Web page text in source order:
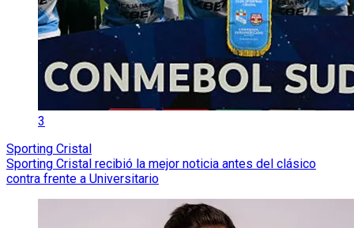
3
Sporting Cristal
Sporting Cristal recibió la mejor noticia antes del clásico
contra frente a Universitario